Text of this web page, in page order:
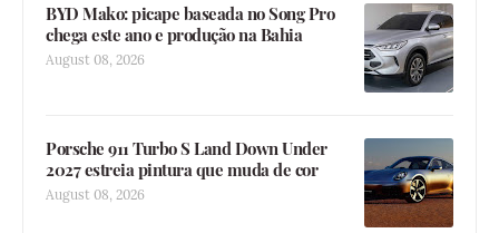
BYD Mako: picape baseada no Song Pro
chega este ano e produção na Bahia
August 08, 2026
Porsche 911 Turbo S Land Down Under
2027 estreia pintura que muda de cor
August 08, 2026